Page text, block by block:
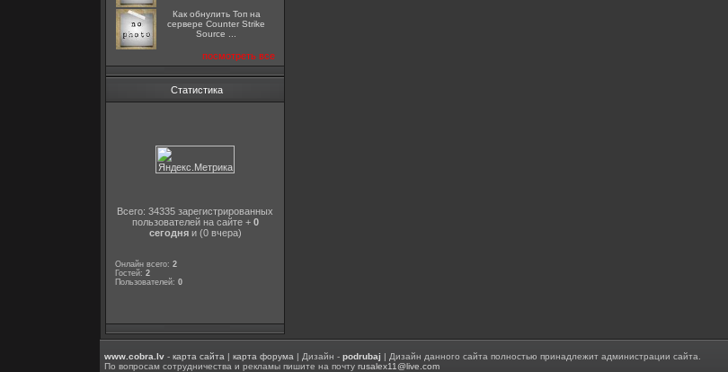
Как обнулить Топ на
сервере Counter Strike
Source ...
посмотреть все
Статистика
Всего: 34335 зарегистрированных
пользователей на сайте + 0
сегодняи (0 вчера)
Онлайн всего: 2
Гостей: 2
Пользователей: 0
www.cobra.lv - карта сайта | карта форума | Дизайн - podrubaj | Дизайн данного сайта полностью принадлежит администрации сайта.
По вопросам сотрудничества и рекламы пишите на почту rusalex11@live.com